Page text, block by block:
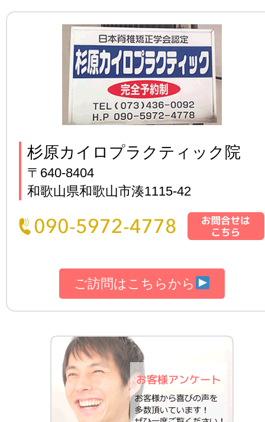
杉原カイロプラクティック院
〒640-8404
和歌山県和歌山市湊1115-42
ご訪問はこちらから